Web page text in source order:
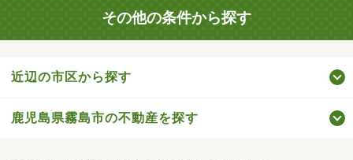
その他の条件から探す
近辺の市区から探す
鹿児島県霧島市の不動産を探す